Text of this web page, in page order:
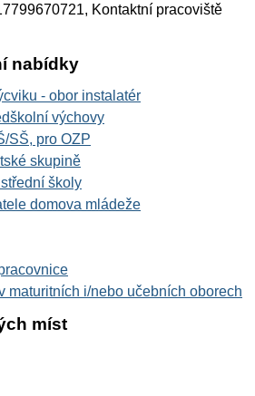
Kontaktní pracoviště
nabídky
- obor instalatér
výchovy
SŠ, pro OZP
skupině
školy
domova mládeže
maturitních i/nebo učebních oborech
míst